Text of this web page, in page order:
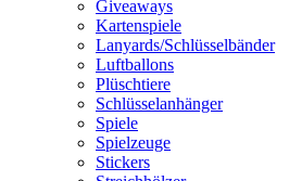
Giveaways
Kartenspiele
Lanyards/Schlüsselbänder
Luftballons
Plüschtiere
Schlüsselanhänger
Spiele
Spielzeuge
Stickers